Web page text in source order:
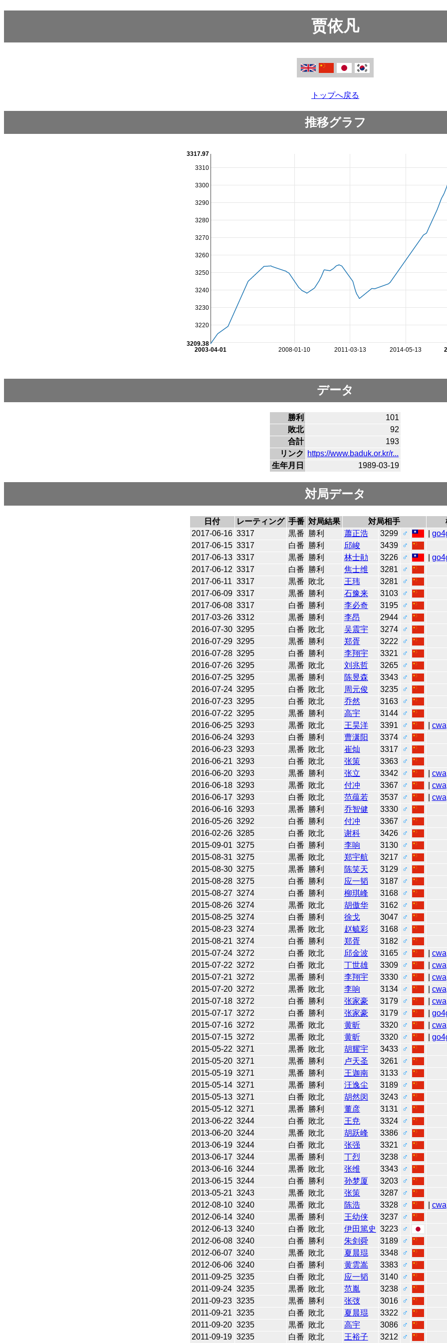
贾依凡
トップへ戻る
推移グラフ
2008-01-10 2011-03-13 2014-05-13
2003-04-01
3220
3230
3240
3250
3260
3270
3280
3290
3300
3310
3209.38
3317.97
データ
勝利
101
敗北
92
合計
193
リンク
https://www.baduk.or.kr/r...
生年月日
1989-03-19
対局データ
日付 レーティング 手番 対局結果 対局相手
2017-06-16 3317 黒番 勝利 蕭正浩 3299 ♂
2017-06-15 3317 白番 勝利 邱峻 3439
♂
2017-06-13 3317 黒番 勝利 林士勛 3226 ♂
2017-06-12 3317 白番 勝利 焦士维 3281
♂
2017-06-11 3317 黒番 敗北 王玮 3281
♂
2017-06-09 3317 黒番 勝利 石豫来 3103
♂
2017-06-08 3317 白番 勝利 李必奇 3195
♂
2017-03-26 3312 黒番 勝利 李昂 2944
♂
2016-07-30 3295 白番 敗北 吴震宇 3274
♂
2016-07-29 3295 黒番 勝利 郑胥 3222
♂
2016-07-28 3295 白番 勝利 李翔宇 3321
♂
2016-07-26 3295 黒番 敗北 刘兆哲 3265
♂
2016-07-25 3295 黒番 勝利 陈昱森 3343
♂
2016-07-24 3295 白番 敗北 周元俊 3235
♂
2016-07-23 3295 白番 敗北 乔然 3163
♂
2016-07-22 3295 黒番 勝利 高宇 3144
♂
2016-06-25 3293 黒番 敗北 王昊洋 3391 ♂ cwa
2016-06-24 3293 白番 勝利 曹潇阳 3374
♂
2016-06-23 3293 黒番 敗北 崔灿 3317
♂
2016-06-21 3293 白番 敗北 张策 3363
♂
2016-06-20 3293 黒番 勝利 张立 3342 ♂ cwa
2016-06-18 3293 黒番 敗北 付冲 3367 ♂ cwa
2016-06-17 3293 白番 敗北 范蕴若 3537 ♂ cwa
2016-06-16 3293 黒番 勝利 乔智健 3330
♂
2016-05-26 3292 白番 勝利 付冲 3367
♂
2016-02-26 3285 白番 敗北 谢科 3426
♂
2015-09-01 3275 白番 勝利 李响 3130
♂
2015-08-31 3275 黒番 敗北 郑宇航 3217
♂
2015-08-30 3275 黒番 勝利 陈笑天 3129
♂
2015-08-28 3275 白番 勝利 应一韬 3187
♂
2015-08-27 3274 白番 勝利 柳琪峰 3168
♂
2015-08-26 3274 黒番 敗北 胡傲华 3162
♂
2015-08-25 3274 白番 勝利 徐戈 3047
♂
2015-08-23 3274 黒番 敗北 赵毓彩 3168
♂
2015-08-21 3274 白番 勝利 郑胥 3182
♂
2015-07-24 3272 白番 敗北 邱金波 3165 ♂ cwa
2015-07-22 3272 白番 敗北 丁世雄 3309 ♂ cwa
2015-07-21 3272 黒番 勝利 李翔宇 3330 ♂ cwa
2015-07-20 3272 黒番 敗北 李响 3134 ♂ cwa
2015-07-18 3272 白番 勝利 张家豪 3179 ♂ cwa
2015-07-17 3272 白番 勝利 张家豪 3179 ♂
2015-07-16 3272 黒番 敗北 黄昕 3320 ♂ cwa
2015-07-15 3272 黒番 敗北 黄昕 3320 ♂
2015-05-22 3271 黒番 敗北 胡耀宇 3433
♂
2015-05-20 3271 黒番 勝利 卢天圣 3261
♂
2015-05-19 3271 黒番 勝利 王迦南 3133
♂
2015-05-14 3271 黒番 勝利 汪逸尘 3189
♂
2015-05-13 3271 白番 敗北 胡然闵 3243
♂
2015-05-12 3271 黒番 勝利 董彦 3131
♂
2013-06-22 3244 白番 敗北 王尭 3324
♂
2013-06-20 3244 黒番 敗北 胡跃峰 3386
♂
2013-06-19 3244 白番 敗北 张强 3321
♂
2013-06-17 3244 黒番 勝利 丁烈 3238
♂
2013-06-16 3244 黒番 敗北 张维 3343
♂
2013-06-15 3244 白番 勝利 孙梦厦 3203
♂
2013-05-21 3243 黒番 敗北 张策 3287
♂
2012-08-10 3240 黒番 敗北 陈浩 3328 ♂ cwa
2012-06-14 3240 黒番 勝利 王幼侠 3237
♂
2012-06-13 3240 白番 敗北 伊田篤史 3223
♂
2012-06-08 3240 白番 勝利 朱剑舜 3189
♂
2012-06-07 3240 黒番 敗北 夏晨琨 3348
♂
2012-06-06 3240 白番 勝利 黄雲嵩 3383
♂
2011-09-25 3235 白番 敗北 应一韬 3140
♂
2011-09-24 3235 黒番 敗北 范胤 3238
♂
2011-09-23 3235 黒番 勝利 张弢 3016
♂
2011-09-21 3235 白番 敗北 夏晨琨 3322
♂
2011-09-20 3235 黒番 敗北 高宇 3086
♂
2011-09-19 3235 白番 敗北 王裕子 3212 ♂